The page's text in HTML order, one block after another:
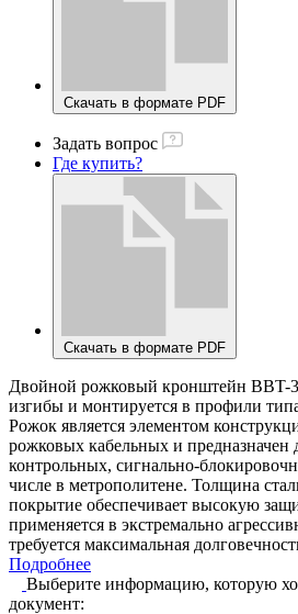
Скачать в формате PDF
Задать вопрос
Где купить?
Скачать в формате PDF
Двойной рожковый кронштейн BBT-
изгибы и монтируется в профили
Рожок является элементом
рожковых кабельных и предназначен
контрольных, сигнально-
числе в метрополитене. Толщина
покрытие обеспечивает высокую
применяется в экстремально
требуется максимальная
Подробнее
Выберите информацию, которую
документ: